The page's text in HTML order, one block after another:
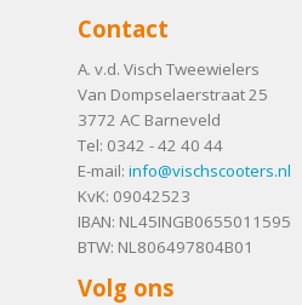
Contact
A. v.d. Visch Tweewielers
Van Dompselaerstraat 25
3772 AC Barneveld
Tel: 0342 - 42 40 44
E-mail: info@vischscooters.nl
KvK: 09042523
IBAN: NL45INGB0655011595
BTW: NL806497804B01
Volg ons